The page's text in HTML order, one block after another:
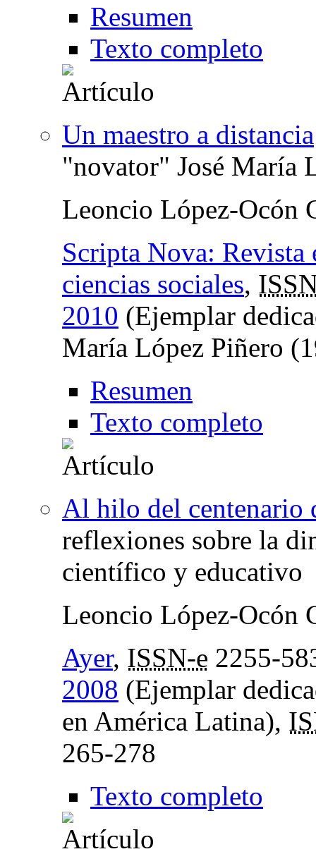
Resumen
Texto completo
Un maestro a distancia
"novator" José María
Leoncio López-Ocón
Scripta Nova: Revista
ciencias sociales,
2010 (Ejemplar
María López Piñero
Resumen
Texto completo
Al hilo del centenario
reflexiones sobre la
científico y educativo
Leoncio López-Ocón
Ayer, ISSN-e 2255-
2008 (Ejemplar
en América Latina),
265-278
Texto completo